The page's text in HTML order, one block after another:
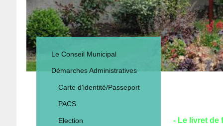
- Le livret de
Le Conseil Municipal
Démarches Administratives
Carte d'identité/Passeport
PACS
Election